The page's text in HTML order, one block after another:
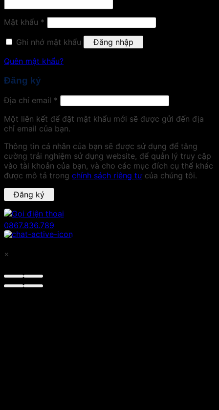
Mật khẩu *
Ghi nhớ mật khẩu
Đăng nhập
Quên mật khẩu?
Đăng ký
Địa chỉ email *
Một liên kết để đặt mật khẩu mới sẽ được gửi đến địa
chỉ email của bạn.
Thông tin cá nhân của bạn sẽ được sử dụng để tăng
cường trải nghiệm sử dụng website, để quản lý truy cập
vào tài khoản của bạn, và cho các mục đích cụ thể khác
được mô tả trong chính sách riêng tưcủa chúng tôi.
Đăng ký
0867.836.789
×